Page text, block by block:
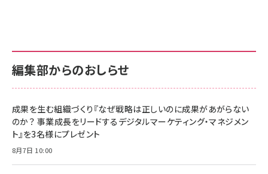
編集部からのおしらせ
成果を生む組織づくり『なぜ戦略は正しいのに成果があがらない
のか？ 事業成長をリードするデジタルマーケティング・マネジメン
ト』を3名様にプレゼント
8月7日 10:00